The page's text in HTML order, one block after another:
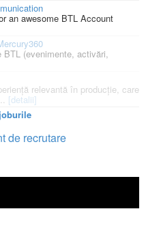
an awesome BTL Account
(evenimente, activări,
relevantă în producție, care
[detalii]
de recrutare